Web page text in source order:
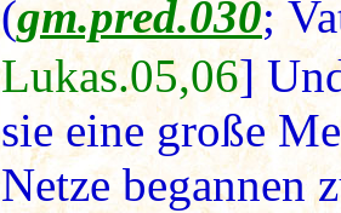
(gm.pred.030;
Lukas.05,06]
sie eine große
Netze begannen